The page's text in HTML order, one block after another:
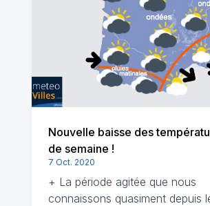
Nouvelle baisse des
de semaine !
7 Oct. 2020
+ La période agitée que nous
connaissons quasiment depuis